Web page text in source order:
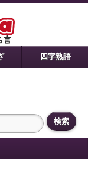
四字熟語
検索